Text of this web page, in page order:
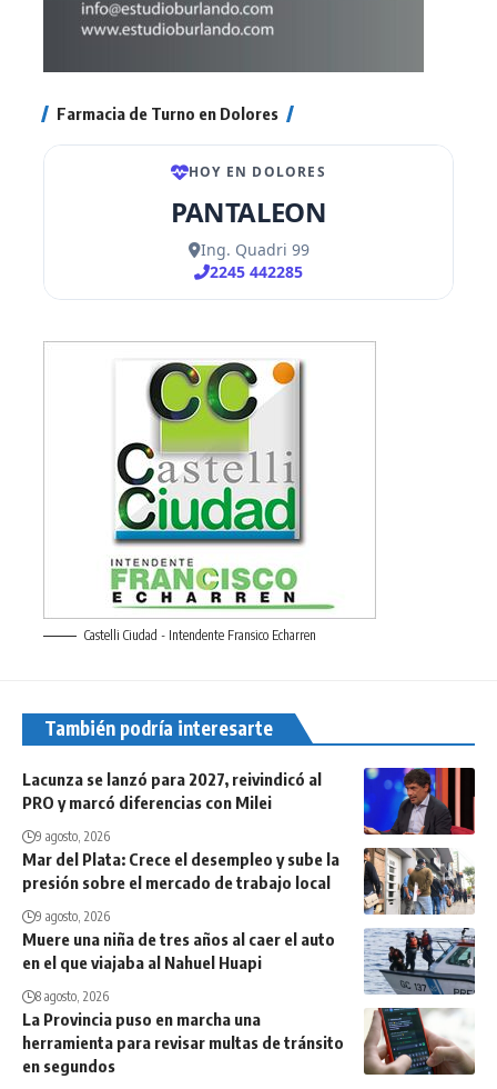
Farmacia de Turno en Dolores
Castelli Ciudad - Intendente Fransico Echarren
También podría interesarte
Lacunza se lanzó para 2027, reivindicó al
PRO y marcó diferencias con Milei
9 agosto, 2026
Mar del Plata: Crece el desempleo y sube la
presión sobre el mercado de trabajo local
9 agosto, 2026
Muere una niña de tres años al caer el auto
en el que viajaba al Nahuel Huapi
8 agosto, 2026
La Provincia puso en marcha una
herramienta para revisar multas de tránsito
en segundos